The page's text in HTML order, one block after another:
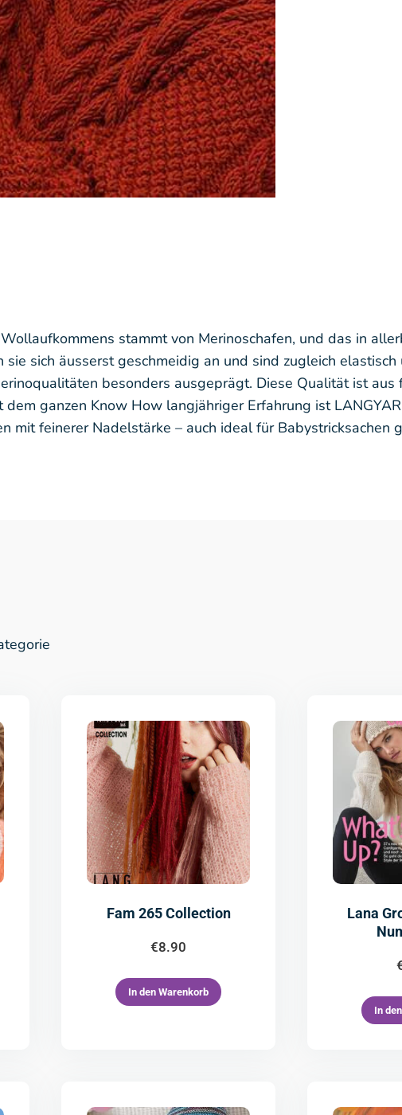
stammt von Merinoschafen, und das in
sich äusserst geschmeidig an und sind zugleich
besonders ausgeprägt. Diese Qualität ist
ganzen Know How langjähriger Erfahrung ist
mit feinerer Nadelstärke – auch ideal für Babystricksachen
Fam 265 Collection
€8.90
In den Warenkorb
Lana
In